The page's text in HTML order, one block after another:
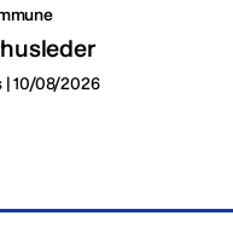
| 10/08/2026